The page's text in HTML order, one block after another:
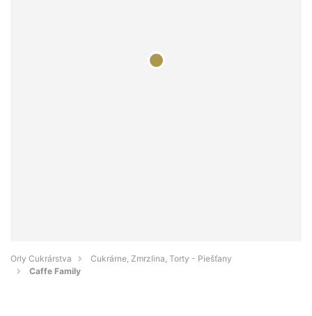
Orly Cukrárstva
Cukrárne, Zmrzlina, Torty - Piešťany
Caffe Family